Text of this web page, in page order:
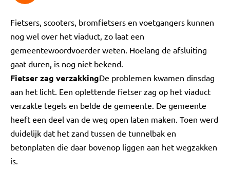
Fietsers, scooters, bromfietsers en voetgangers kunnen
nog wel over het viaduct, zo laat een
gemeentewoordvoerder weten. Hoelang de afsluiting
gaat duren, is nog niet bekend.
Fietser zag verzakkingDe problemen kwamen dinsdag
aan het licht. Een oplettende fietser zag op het viaduct
verzakte tegels en belde de gemeente. De gemeente
heeft een deel van de weg open laten maken. Toen werd
duidelijk dat het zand tussen de tunnelbak en
betonplaten die daar bovenop liggen aan het wegzakken
is.